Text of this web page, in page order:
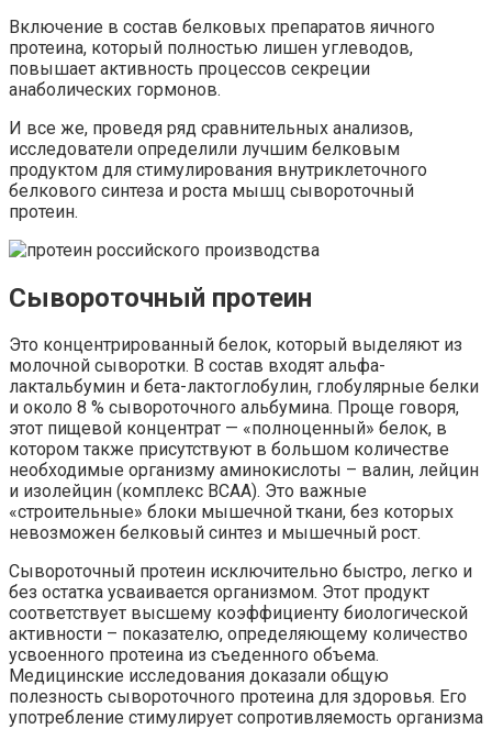
Включение в состав белковых препаратов яичного
протеина, который полностью лишен углеводов,
повышает активность процессов секреции
анаболических гормонов.
И все же, проведя ряд сравнительных анализов,
исследователи определили лучшим белковым
продуктом для стимулирования внутриклеточного
белкового синтеза и роста мышц сывороточный
протеин.
Сывороточный протеин
Это концентрированный белок, который выделяют из
молочной сыворотки. В состав входят альфа-
лактальбумин и бета-лактоглобулин, глобулярные белки
и около 8 % сывороточного альбумина. Проще говоря,
этот пищевой концентрат — «полноценный» белок, в
котором также присутствуют в большом количестве
необходимые организму аминокислоты – валин, лейцин
и изолейцин (комплекс ВСАА). Это важные
«строительные» блоки мышечной ткани, без которых
невозможен белковый синтез и мышечный рост.
Сывороточный протеин исключительно быстро, легко и
без остатка усваивается организмом. Этот продукт
соответствует высшему коэффициенту биологической
активности – показателю, определяющему количество
усвоенного протеина из съеденного объема.
Медицинские исследования доказали общую
полезность сывороточного протеина для здоровья. Его
употребление стимулирует сопротивляемость организма